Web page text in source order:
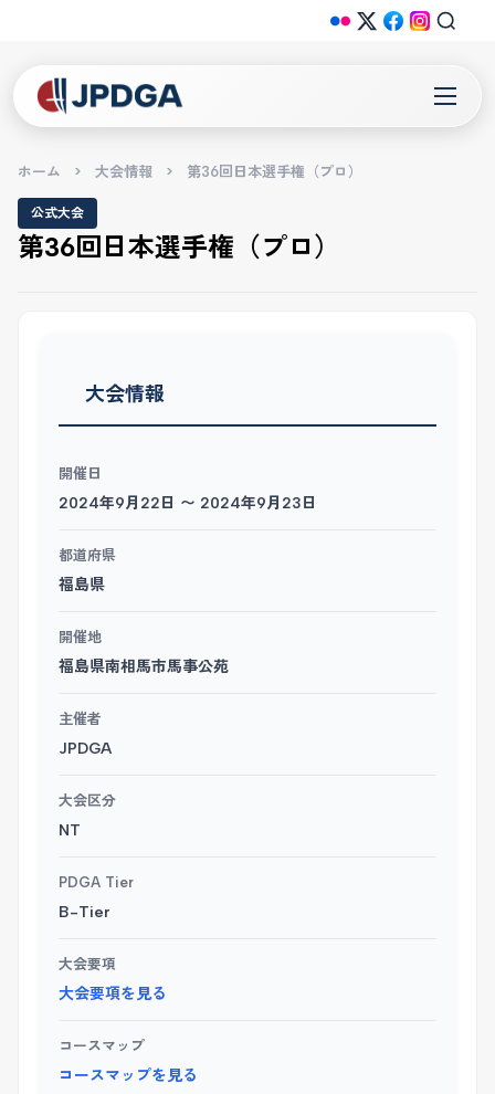
ホーム > 大会情報 > 第36回日本選手権（プロ）
公式大会
第36回日本選手権（プロ）
大会情報
開催日
2024年9月22日 〜 2024年9月23日
都道府県
福島県
開催地
福島県南相馬市馬事公苑
主催者
JPDGA
大会区分
NT
PDGA Tier
B-Tier
大会要項
大会要項を見る
コースマップ
コースマップを見る